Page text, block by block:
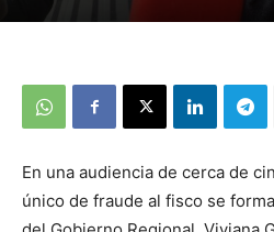
En una audiencia de cerca de
único de fraude al fisco se